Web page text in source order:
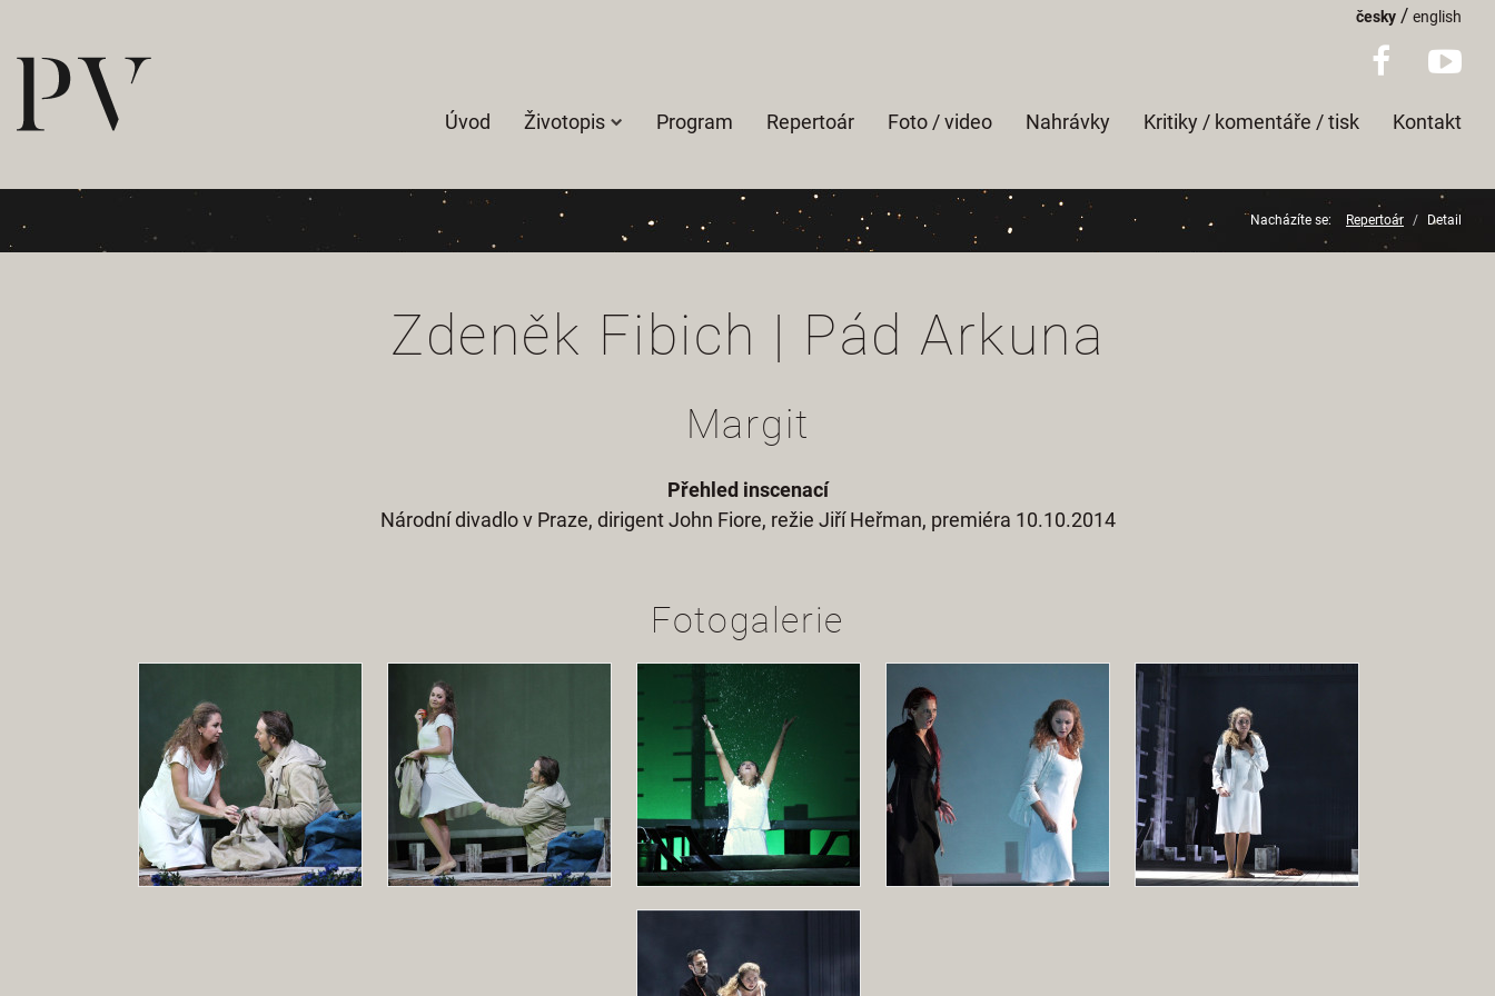
Úvod Životopis Program Repertoár Foto / video Nahrávky Kritiky / komentáře / tisk Kontakt
česky / english
Nacházíte se: Repertoár Detail
Zdeněk Fibich | Pád Arkuna
Margit
Přehled inscenací
Národní divadlo v Praze, dirigent John Fiore, režie Jiří Heřman, premiéra 10.10.2014
Fotogalerie